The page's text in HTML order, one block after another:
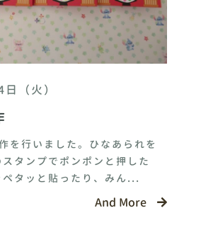
（火）
を行いました。ひなあられを
タンプでポンポンと押した
タッと貼ったり、みん...
And More